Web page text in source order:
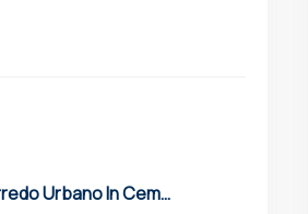
Arredo Urbano In Cemento: Guida Completa A Soluzioni, Vantaggi E Innovazioni